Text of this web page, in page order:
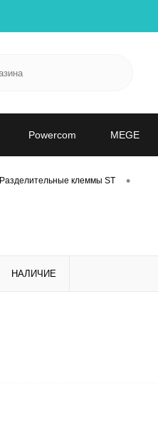
Powercom MEGE
Разделительные клеммы ST •
НАЛИЧИЕ